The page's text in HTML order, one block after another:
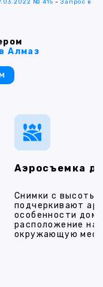
Аэросъемка
Снимки с высоты
подчеркивают
особенности
расположение на
окружающую
№ 415 -Запрос в
Алмаз